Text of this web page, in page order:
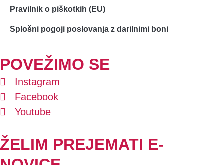
Pravilnik o piškotkih (EU)
Splošni pogoji poslovanja z darilnimi boni
POVEŽIMO SE
Instagram
Facebook
Youtube
ŽELIM PREJEMATI E-